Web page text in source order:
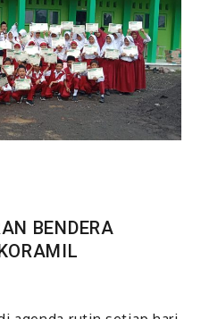
Murid
Kelas
VI
BENDERA